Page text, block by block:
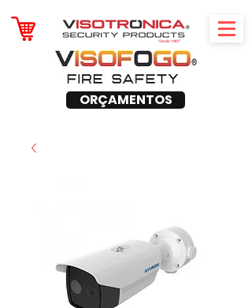
ORÇAMENTOS